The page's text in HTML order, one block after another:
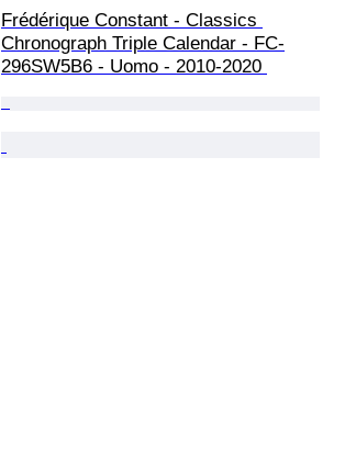
Frédérique Constant - Classics
Chronograph Triple Calendar - FC-
296SW5B6 - Uomo - 2010-2020